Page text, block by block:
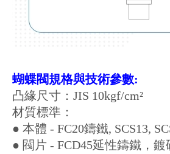
蝴蝶閥規格與技術參數:
凸緣尺寸：JIS 10kgf/cm²
材質標準：
● 本體 - FC20鑄鐵, SCS13,
● 閥片 - FCD45延性鑄鐵，